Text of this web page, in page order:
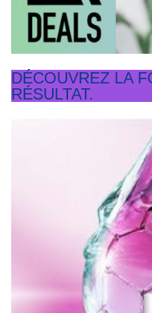
DÉCOUVREZ LA
RÉSULTAT.